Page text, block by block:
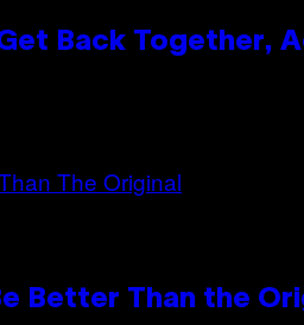
Back Together,
Better Than the